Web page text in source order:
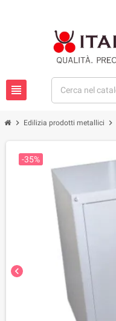
view_headline
chevron_right Edilizia prodotti metallici chevron_right
chevron_left
-35%